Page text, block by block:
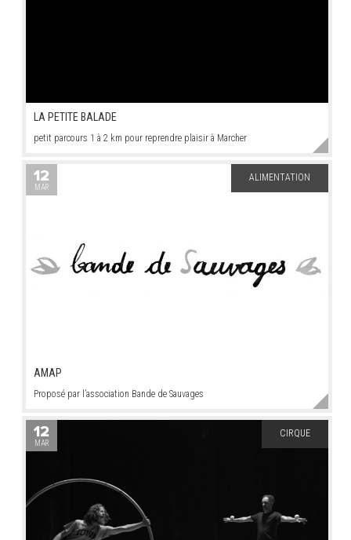
LA PETITE BALADE
petit parcours 1 à 2 km pour reprendre plaisir à Marcher
AMAP
Proposé par l’association Bande de Sauvages
12
MAR
ALIMENTATION
12
MAR
CIRQUE